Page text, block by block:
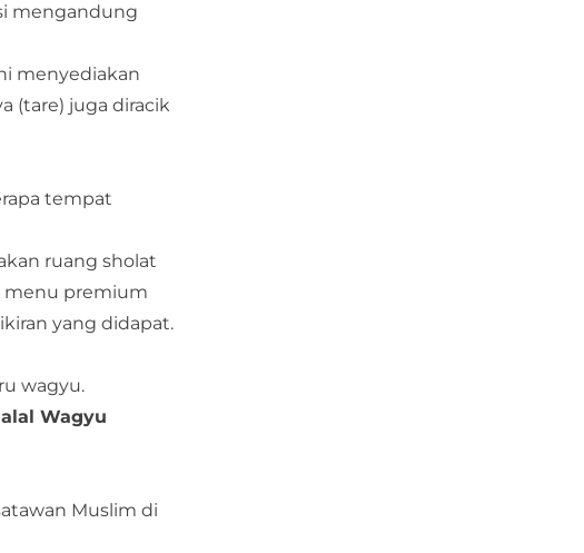
mengandung
menyediakan
(tare) juga diracik
tempat
ruang sholat
menu premium
yang didapat.
wagyu.
Wagyu
Muslim di